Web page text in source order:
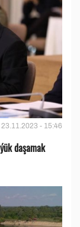
23.11.2023 - 15:46
daşamak